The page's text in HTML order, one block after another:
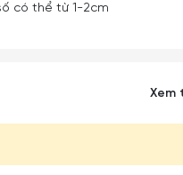
có thể từ 1-2cm
Xem